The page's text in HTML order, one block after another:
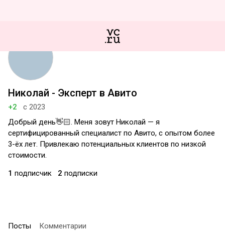
Николай - Эксперт в Авито
+2
с 2023
Добрый день👋🏻. Меня зовут Николай — я
сертифицированный специалист по Авито, с опытом более
3-ёх лет. Привлекаю потенциальных клиентов по низкой
стоимости.
1 подписчик 2 подписки
Посты Комментарии